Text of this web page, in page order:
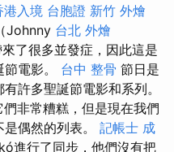
港入境 台胞證 新竹 外燴
Johnny 台北 外燴
了很多並發症，因此這是
電影。 台中 整骨 節日是
許多聖誕節電影和系列。
非常糟糕，但是現在我們
偶然的列表。 記帳士 成
進行了同步，他們沒有把